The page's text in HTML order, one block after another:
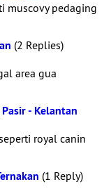
muscovy pedaging
(2 Replies)
area gua
- Kelantan
royal canin
(1 Reply)